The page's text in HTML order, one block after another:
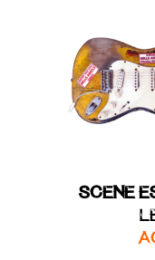
SCENE